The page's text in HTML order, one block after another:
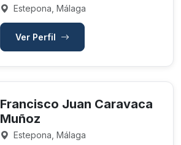
Estepona, Málaga
Ver Perfil
Francisco Juan Caravaca
Muñoz
Estepona, Málaga